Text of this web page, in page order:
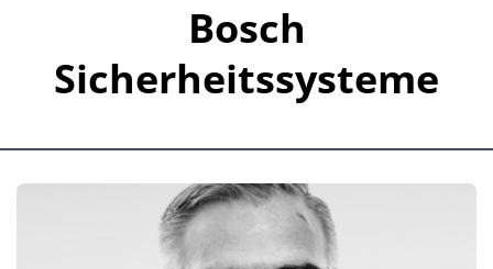
Bosch
Sicherheitssysteme